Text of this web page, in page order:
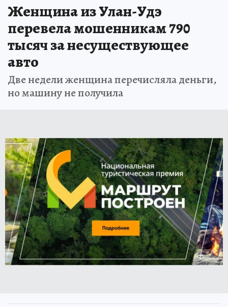
Женщина из Улан-Удэ
перевела мошенникам 790
тысяч за несуществующее
авто
Две недели женщина перечисляла деньги,
но машину не получила